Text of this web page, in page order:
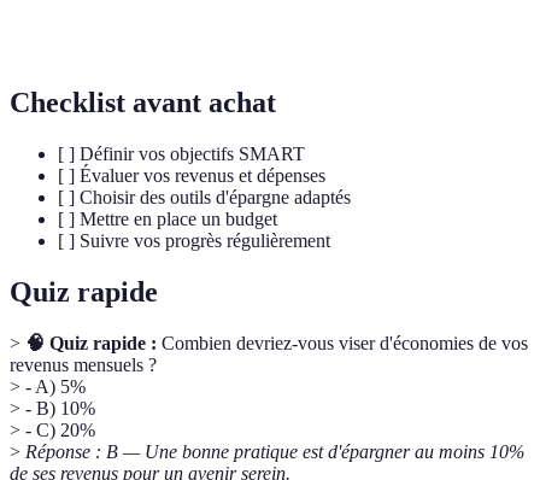
Checklist avant achat
[ ] Définir vos objectifs SMART
[ ] Évaluer vos revenus et dépenses
[ ] Choisir des outils d'épargne adaptés
[ ] Mettre en place un budget
[ ] Suivre vos progrès régulièrement
Quiz rapide
> 🧠 Quiz rapide : Combien devriez-vous viser d'économies de vos
revenus mensuels ?
> - A) 5%
> - B) 10%
> - C) 20%
> Réponse : B — Une bonne pratique est d'épargner au moins 10%
de ses revenus pour un avenir serein.